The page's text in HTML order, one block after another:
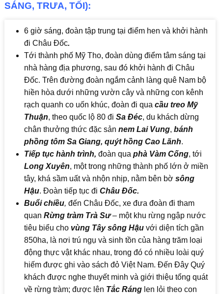
SÁNG, TRƯA, TỐI):
6 giờ sáng, đoàn tập trung tại điểm hen và khởi hành
đi Châu Đốc.
Tới thành phố Mỹ Tho, đoàn dùng điểm tâm sáng tại
nhà hàng địa phương, sau đó khởi hành đi Châu
Đốc. Trên đường đoàn ngắm cảnh làng quê Nam bộ
hiền hòa dưới những vườn cây và những con kênh
rạch quanh co uốn khúc, đoàn đi qua cầu treo Mỹ
Thuận, theo quốc lộ 80 đi Sa Đéc, du khách dừng
chân thưởng thức đặc sản nem Lai Vung, bánh
phồng tôm Sa Giang, quýt hồng Cao Lãnh.
Tiếp tục hành trình, đoàn qua phà Vàm Cống, tới
Long Xuyên, một trong những thành phố lớn ở miền
tây, khá sầm uất và nhộn nhịp, nằm bên bờ sông
Hậu. Đoàn tiếp tục đi Châu Đốc.
Buổi chiều, đến Châu Đốc, xe đưa đoàn đi tham
quan Rừng tràm Trà Sư– một khu rừng ngập nước
tiêu biểu cho vùng Tây sông Hậuvới diện tích gần
850ha, là nơi trú ngụ và sinh tồn của hàng trăm loại
động thực vật khác nhau, trong đó có nhiều loài quý
hiếm được ghi vào sách đỏ Việt Nam. Đến Đây Quý
khách được nghe thuyết minh và giới thiệu tổng quát
về rừng tràm; được lên Tắc Ránglen lỏi theo con